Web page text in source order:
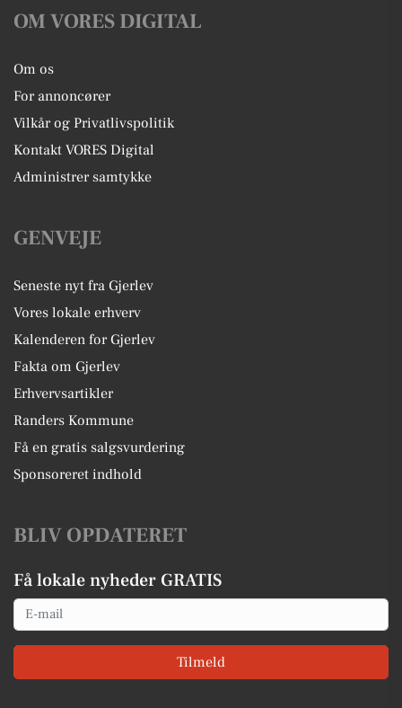
OM VORES DIGITAL
Om os
For annoncører
Vilkår og Privatlivspolitik
Kontakt VORES Digital
Administrer samtykke
GENVEJE
Seneste nyt fra Gjerlev
Vores lokale erhverv
Kalenderen for Gjerlev
Fakta om Gjerlev
Erhvervsartikler
Randers Kommune
Få en gratis salgsvurdering
Sponsoreret indhold
BLIV OPDATERET
Få lokale nyheder GRATIS
Email
Tilmeld